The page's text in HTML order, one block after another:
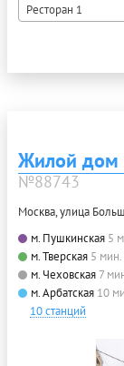
Ресторан 1
Жилой дом
№88743
Москва, улица
м. Пушкинская 5
м. Тверская 5
м. Чеховская 7
м. Арбатская 10
10 станций